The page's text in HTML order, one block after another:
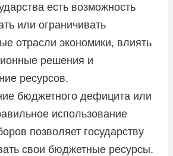
есть возможность
или ограничивать
отрасли экономики, влиять
решения и
ресурсов.
бюджетного дефицита или
использование
позволяет государству
свои бюджетные ресурсы.